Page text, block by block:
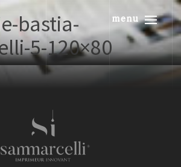
menu
bastia-
5-120×80